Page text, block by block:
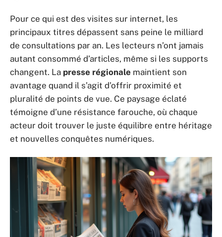
Pour ce qui est des visites sur internet, les
principaux titres dépassent sans peine le milliard
de consultations par an. Les lecteurs n’ont jamais
autant consommé d’articles, même si les supports
changent. La presse régionale maintient son
avantage quand il s’agit d’offrir proximité et
pluralité de points de vue. Ce paysage éclaté
témoigne d’une résistance farouche, où chaque
acteur doit trouver le juste équilibre entre héritage
et nouvelles conquêtes numériques.